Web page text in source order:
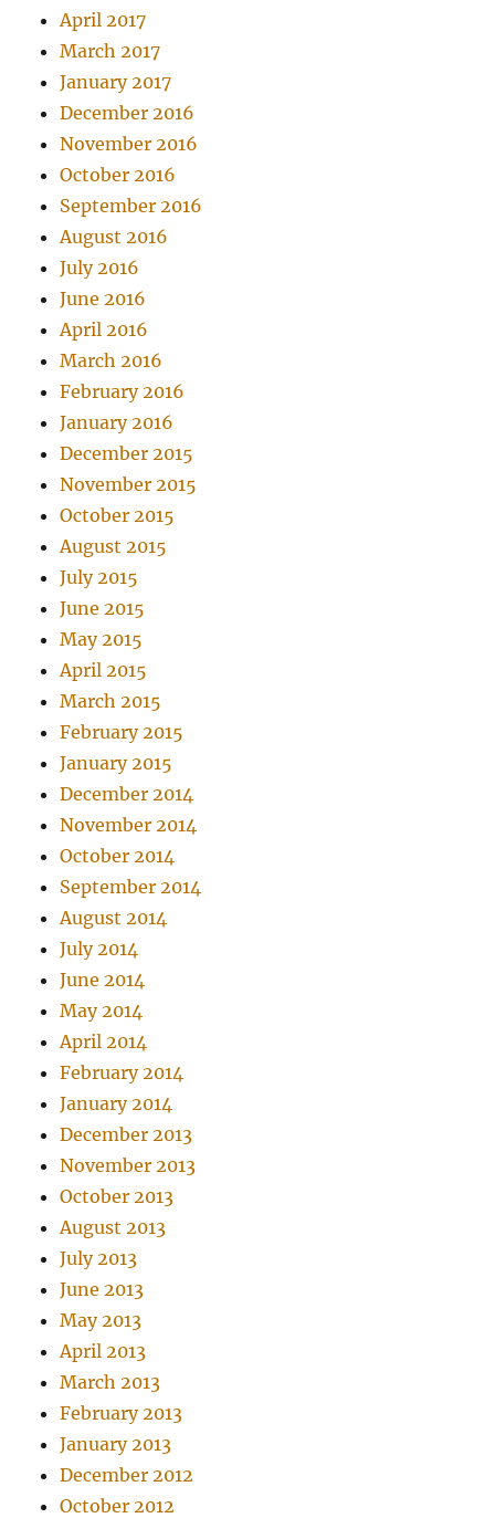
April 2017
March 2017
January 2017
December 2016
November 2016
October 2016
September 2016
August 2016
July 2016
June 2016
April 2016
March 2016
February 2016
January 2016
December 2015
November 2015
October 2015
August 2015
July 2015
June 2015
May 2015
April 2015
March 2015
February 2015
January 2015
December 2014
November 2014
October 2014
September 2014
August 2014
July 2014
June 2014
May 2014
April 2014
February 2014
January 2014
December 2013
November 2013
October 2013
August 2013
July 2013
June 2013
May 2013
April 2013
March 2013
February 2013
January 2013
December 2012
October 2012